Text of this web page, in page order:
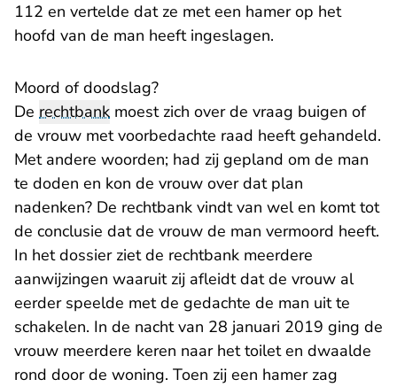
112 en vertelde dat ze met een hamer op het
hoofd van de man heeft ingeslagen.
Moord of doodslag?
De rechtbank moest zich over de vraag buigen of
de vrouw met voorbedachte raad heeft gehandeld.
Met andere woorden; had zij gepland om de man
te doden en kon de vrouw over dat plan
nadenken? De rechtbank vindt van wel en komt tot
de conclusie dat de vrouw de man vermoord heeft.
In het dossier ziet de rechtbank meerdere
aanwijzingen waaruit zij afleidt dat de vrouw al
eerder speelde met de gedachte de man uit te
schakelen. In de nacht van 28 januari 2019 ging de
vrouw meerdere keren naar het toilet en dwaalde
rond door de woning. Toen zij een hamer zag